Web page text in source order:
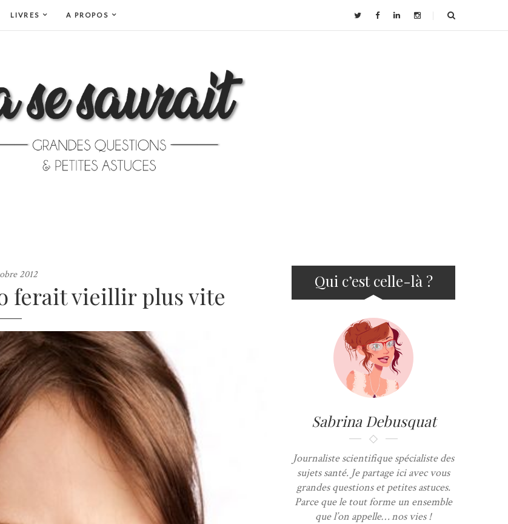
LIVRES A PROPOS
2012
ferait vieillir plus vite
Qui c’est celle-là ?
Sabrina Debusquat
Journaliste scientifique spécialiste des
sujets santé. Je partage ici avec vous
grandes questions et petites astuces.
Parce que le tout forme un ensemble
que l’on appelle… nos vies !